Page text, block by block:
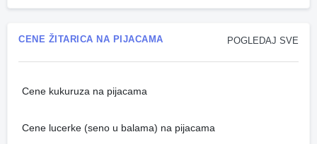
POGLEDAJ SVE
CENE ŽITARICA NA PIJACAMA
Cene kukuruza na pijacama
Cene lucerke (seno u balama) na pijacama